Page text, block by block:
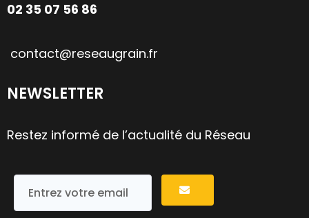
02 35 07 56 86
contact@reseaugrain.fr
NEWSLETTER
Restez informé de l’actualité du Réseau